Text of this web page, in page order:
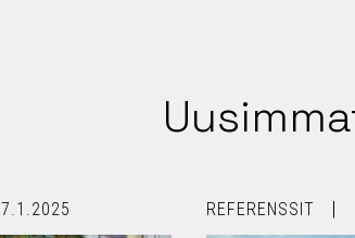
7.1.2025 REFERENSSIT